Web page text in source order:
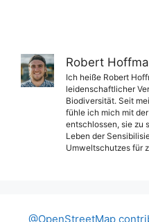
Robert
Ich heiße Robert
leidenschaftlicher
Biodiversität. Seit
fühle ich mich mit
entschlossen, sie zu
Leben der
Umweltschutzes für
@OpenStreetMap